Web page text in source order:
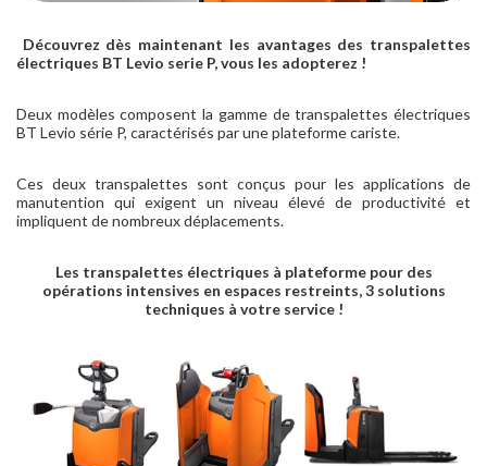
Découvrez dès maintenant les avantages des transpalettes
électriques BT Levio serie P, vous les adopterez !
Deux modèles composent la gamme de transpalettes électriques
BT Levio série P, caractérisés par une plateforme cariste.
Ces deux transpalettes sont conçus pour les applications de
manutention qui exigent un niveau élevé de productivité et
impliquent de nombreux déplacements.
Les transpalettes électriques à plateforme pour des
opérations intensives en espaces restreints, 3 solutions
techniques à votre service !